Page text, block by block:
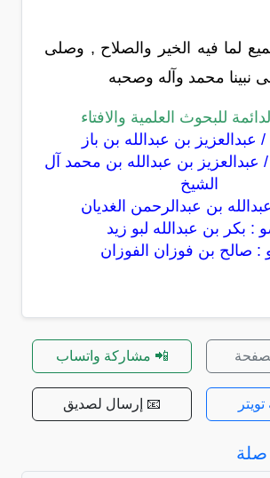
لما فيه الخير والصلاح , وصلى
نبينا محمد وآله وصحبه
للبحوث العلمية والافتاء
عبدالعزيز بن عبدالله بن باز
عبدالعزيز بن عبدالله بن محمد آل
الشيخ
بن عبدالرحمن الغديان
: بكر بن عبدالله لبو زيد
صالح بن فوزان الفوزان
📲 مشاركة واتساب
📧 إرسال لصديق
صلة